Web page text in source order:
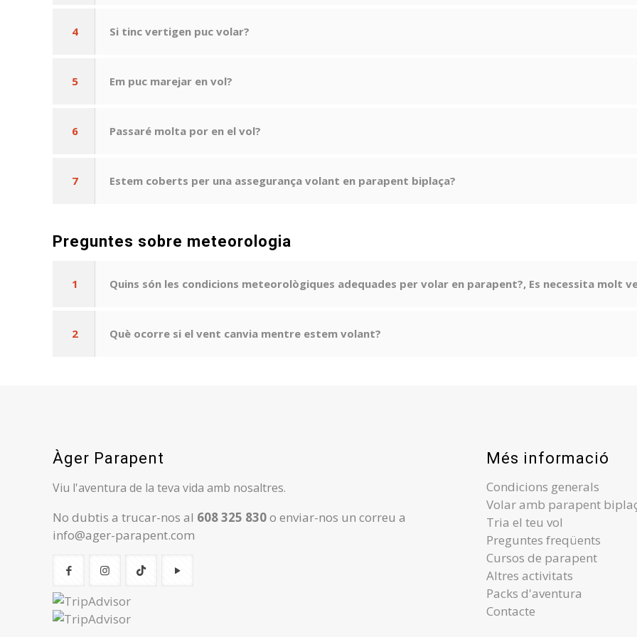
4 Si tinc vertigen puc volar?
5 Em puc marejar en vol?
6 Passaré molta por en el vol?
7 Estem coberts per una assegurança volant en parapent biplaça?
Preguntes sobre meteorologia
1 Quins són les condicions meteorològiques adequades per volar en parapent?, Es necessita molt
2 Què ocorre si el vent canvia mentre estem volant?
Àger Parapent
Viu l'aventura de la teva vida amb nosaltres.
No dubtis a trucar-nos al 608 325 830o enviar-nos un correu a
info@ager-parapent.com
Més informació
Condicions generals
Volar amb parapent
Tria el teu vol
Preguntes freqüents
Cursos de parapent
Altres activitats
Packs d'aventura
Contacte